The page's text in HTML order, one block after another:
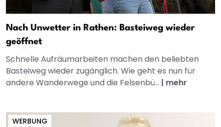
Nach Unwetter in Rathen: Basteiweg wieder
geöffnet
Schnelle Aufräumarbeiten machen den beliebten
Basteiweg wieder zugänglich. Wie geht es nun für
andere Wanderwege und die Felsenbü... | mehr
WERBUNG